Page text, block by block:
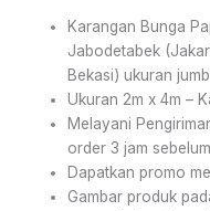
Karangan Bunga
Jabodetabek
Bekasi) ukuran
Ukuran 2m x 4m –
Melayani
order 3 jam
Dapatkan promo
Gambar produk